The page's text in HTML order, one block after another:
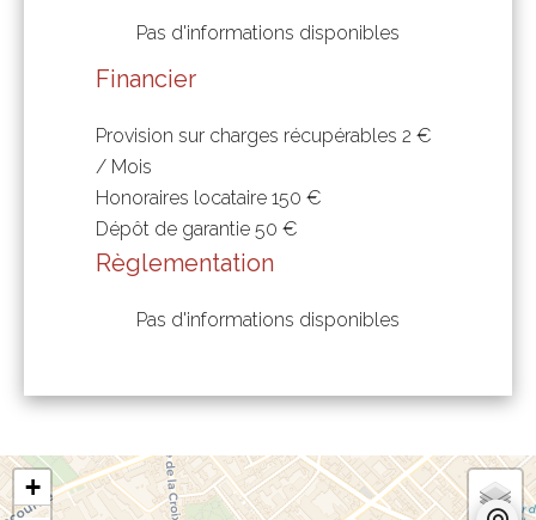
Pas d'informations disponibles
Financier
Provision sur charges récupérables 2 €
/ Mois
Honoraires locataire 150 €
Dépôt de garantie 50 €
Règlementation
Pas d'informations disponibles
+